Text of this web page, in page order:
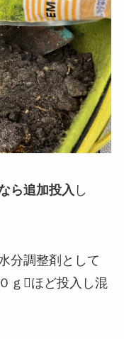
ら追加投入 し
分調整剤として
ｇほど投入し混